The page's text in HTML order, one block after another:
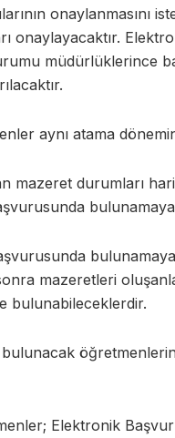
onaylanmasını
onaylayacaktır.
müdürlüklerince
aynı atama
mazeret durumları
mazeretleri
bulunabileceklerdir.
Elektronik